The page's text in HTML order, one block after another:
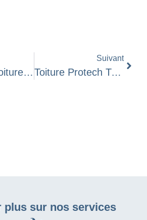
Nettoyage Toiture Artisan Prix, Ce Que Vous Devez Vraiment Savoir En 2026
Suivant
Toiture Protech Transforme Votre Isolation De Toiture Dans Le Rhône En Investissement Durable
plus sur nos services